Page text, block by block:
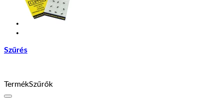
Szűrés
TermékSzűrők